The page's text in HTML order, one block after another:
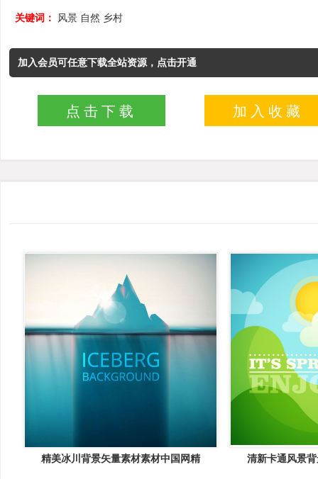
关键词： 风景 自然 乡村
加入会员可任意下载全站资源，点击开通
点击下载 加入收藏
精美冰川背景矢量素材素材中国网精 清新卡通风景